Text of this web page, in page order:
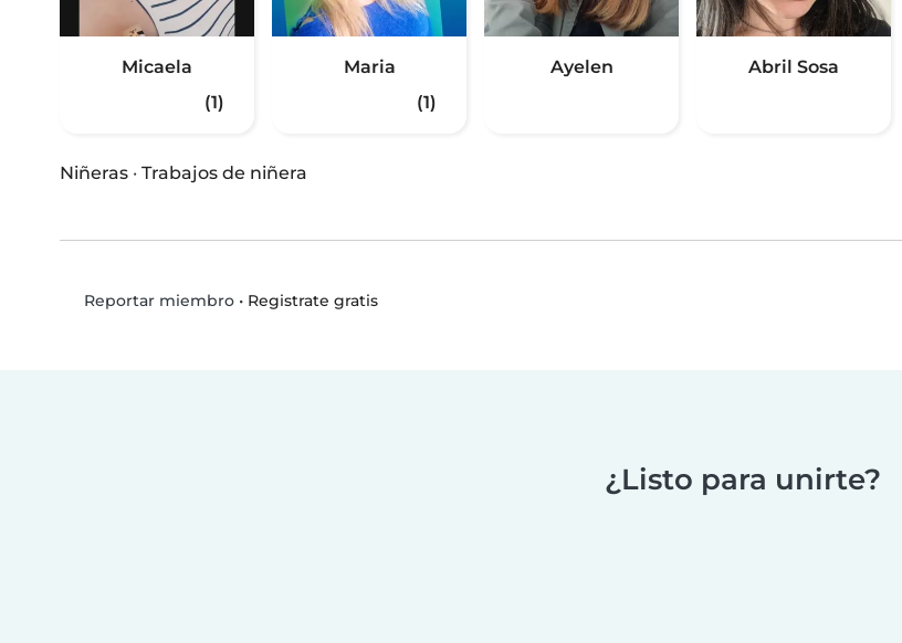
Micaela
(1)
Maria
(1)
Ayelen Abril Sosa
Niñeras · Trabajos de niñera
Reportar miembro• Registrate gratis
¿Listo para unirte?